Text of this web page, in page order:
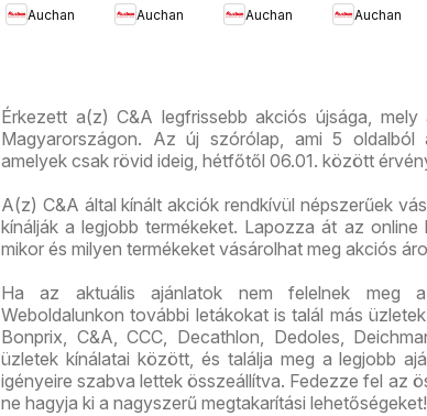
ajánlatok
Auchan
ajánlataink
Auchan
kedvezmény
Auchan
akciós
Auchan
Érkezett a(z) C&A legfrissebb akciós újsága,
Magyarországon. Az új szórólap, ami 5 oldalból
amelyek csak rövid ideig, hétfőtől 06.01. között
A(z) C&A által kínált akciók rendkívül népszerűek
kínálják a legjobb termékeket. Lapozza át az online
mikor és milyen termékeket vásárolhat meg akciós
Ha az aktuális ajánlatok nem felelnek meg
Weboldalunkon további letákokat is talál más
Bonprix, C&A, CCC, Decathlon, Dedoles,
üzletek kínálatai között, és találja meg a legjobb
igényeire szabva lettek összeállítva. Fedezze fel az
ne hagyja ki a nagyszerű megtakarítási lehetőségeket!